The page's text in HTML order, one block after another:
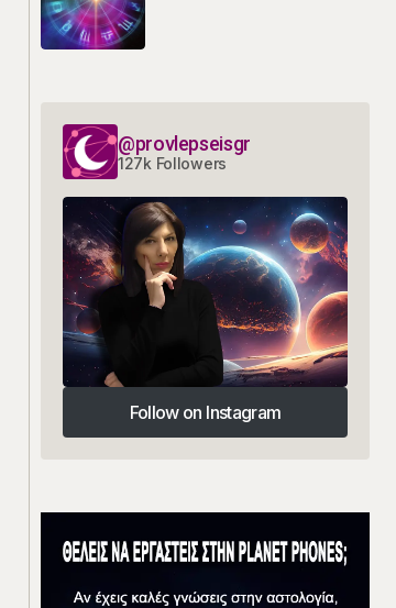
@provlepseisgr
127k Followers
Follow on Instagram
Follow on Instagram